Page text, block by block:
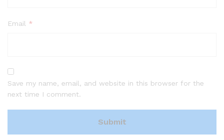
Email *
Save my name, email, and website in this browser for the
next time I comment.